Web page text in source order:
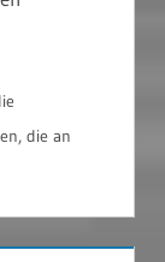
die an